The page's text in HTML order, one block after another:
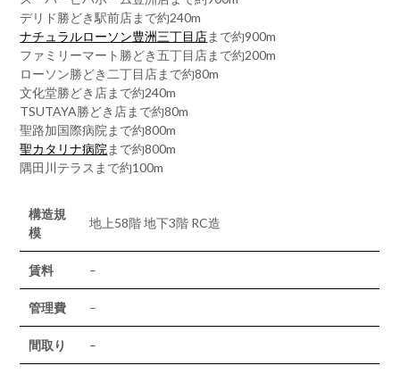
デリド勝どき駅前店まで約240m
ナチュラルローソン豊洲三丁目店まで約900m
ファミリーマート勝どき五丁目店まで約200m
ローソン勝どき二丁目店まで約80m
文化堂勝どき店まで約240m
TSUTAYA勝どき店まで約80m
聖路加国際病院まで約800m
聖カタリナ病院 まで約800m
隅田川テラスまで約100m
構造規
模
地上58階 地下3階 RC造
賃料 –
管理費 –
間取り –